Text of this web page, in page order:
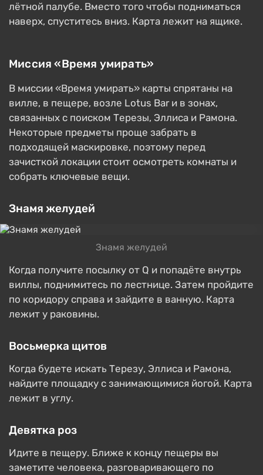
лётной палубе. Вместо того чтобы подниматься
наверх, спуститесь вниз. Карта лежит на ящике.
Миссия «Время умирать»
В миссии «Время умирать» карты спрятаны на
вилле, в пещере, возле Lotus Bar и в зонах,
связанных с поиском Терезы, Эллиса и Рамона.
Некоторые предметы проще забрать в
подходящей маскировке, поэтому перед
зачисткой локации стоит осмотреть комнаты и
собрать ключевые вещи.
Знамя желудей
Знамя желудей
Когда получите посылку от Q и попадёте внутрь
виллы, поднимитесь по лестнице. Затем пройдите
по коридору справа и зайдите в ванную. Карта
лежит у раковины.
Восьмерка щитов
Когда будете искать Терезу, Эллиса и Рамона,
найдите площадку с занимающимися йогой. Карта
лежит в углу.
Девятка роз
Идите в пещеру. Ближе к концу пещеры вы
заметите человека, разговаривающего по